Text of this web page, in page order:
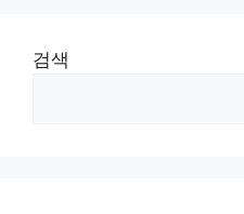
검색